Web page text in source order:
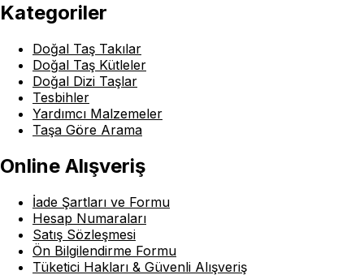
Kategoriler
Doğal Taş Takılar
Doğal Taş Kütleler
Doğal Dizi Taşlar
Tesbihler
Yardımcı Malzemeler
Taşa Göre Arama
Online Alışveriş
İade Şartları ve Formu
Hesap Numaraları
Satış Sözleşmesi
Ön Bilgilendirme Formu
Tüketici Hakları & Güvenli Alışveriş